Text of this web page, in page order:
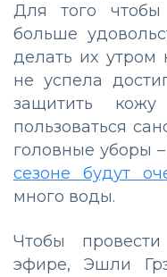
Для того чтобы
больше
делать их
не успела
защитить
пользоваться
головные уборы –
сезоне будут
много воды.
Чтобы
эфире, Эшли